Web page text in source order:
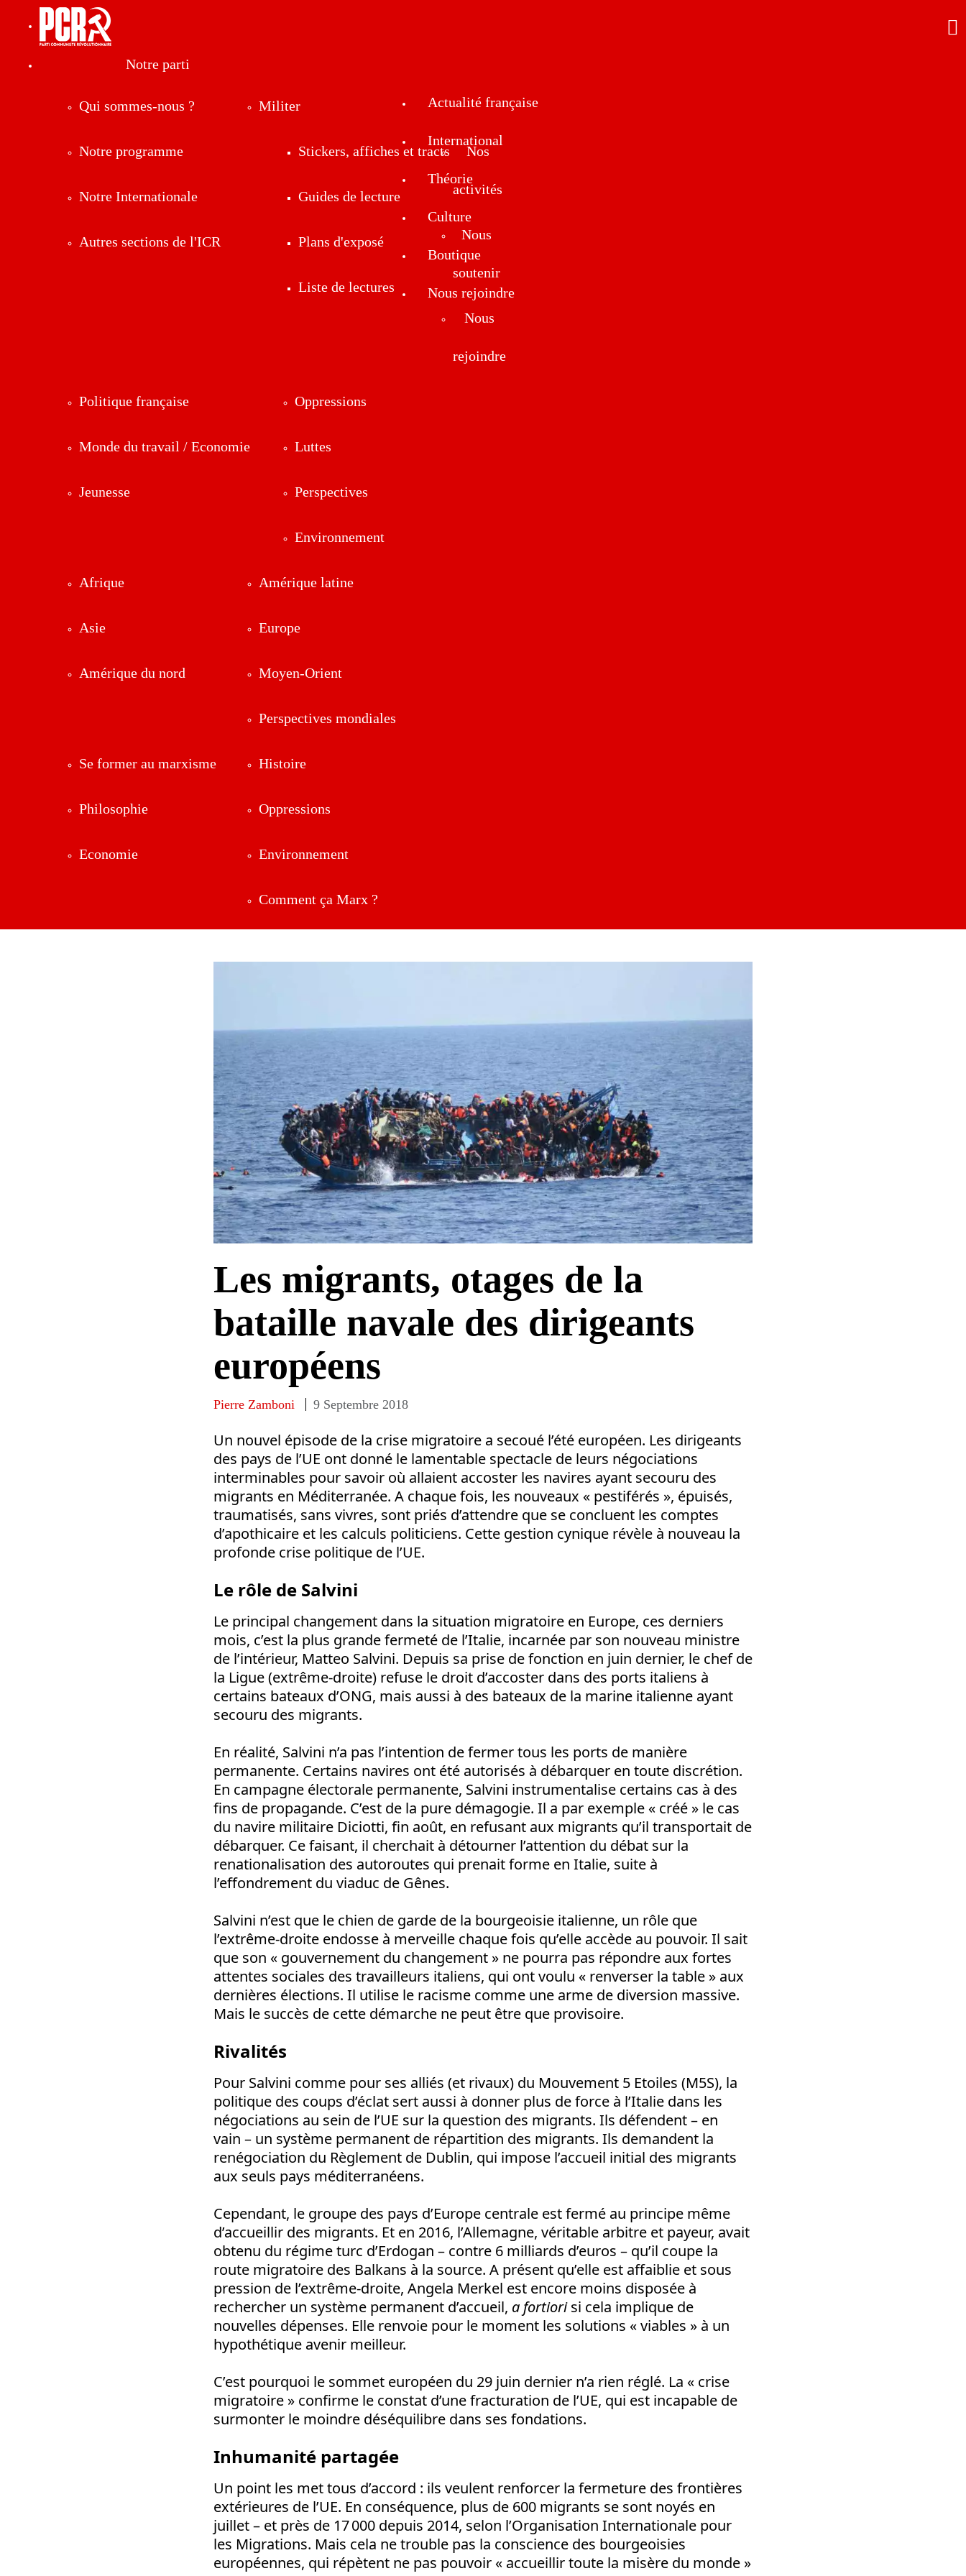
Notre parti
Qui sommes-nous ?
Notre programme
Notre Internationale
Autres sections de l'ICR
Militer
Stickers, affiches et tracts
Guides de lecture
Plans d'exposé
Liste de lectures
Nos
activités
Nous
soutenir
Nous
rejoindre
Actualité française
Politique française
Monde du travail / Economie
Jeunesse
Oppressions
Luttes
Perspectives
Environnement
International
Afrique
Asie
Amérique du nord
Amérique latine
Europe
Moyen-Orient
Perspectives mondiales
Théorie
Se former au marxisme
Philosophie
Economie
Histoire
Oppressions
Environnement
Comment ça Marx ?
Culture
Boutique
Nous rejoindre
Les migrants, otages de la
bataille navale des dirigeants
européens
Pierre Zamboni 9 Septembre 2018
Un nouvel épisode de la crise migratoire a secoué l’été européen. Les dirigeants
des pays de l’UE ont donné le lamentable spectacle de leurs négociations
interminables pour savoir où allaient accoster les navires ayant secouru des
migrants en Méditerranée. A chaque fois, les nouveaux « pestiférés », épuisés,
traumatisés, sans vivres, sont priés d’attendre que se concluent les comptes
d’apothicaire et les calculs politiciens. Cette gestion cynique révèle à nouveau la
profonde crise politique de l’UE.
Le rôle de Salvini
Le principal changement dans la situation migratoire en Europe, ces derniers
mois, c’est la plus grande fermeté de l’Italie, incarnée par son nouveau ministre
de l’intérieur, Matteo Salvini. Depuis sa prise de fonction en juin dernier, le chef de
la Ligue (extrême-droite) refuse le droit d’accoster dans des ports italiens à
certains bateaux d’ONG, mais aussi à des bateaux de la marine italienne ayant
secouru des migrants.
En réalité, Salvini n’a pas l’intention de fermer tous les ports de manière
permanente. Certains navires ont été autorisés à débarquer en toute discrétion.
En campagne électorale permanente, Salvini instrumentalise certains cas à des
fins de propagande. C’est de la pure démagogie. Il a par exemple « créé » le cas
du navire militaire Diciotti, fin août, en refusant aux migrants qu’il transportait de
débarquer. Ce faisant, il cherchait à détourner l’attention du débat sur la
renationalisation des autoroutes qui prenait forme en Italie, suite à
l’effondrement du viaduc de Gênes.
Salvini n’est que le chien de garde de la bourgeoisie italienne, un rôle que
l’extrême-droite endosse à merveille chaque fois qu’elle accède au pouvoir. Il sait
que son « gouvernement du changement » ne pourra pas répondre aux fortes
attentes sociales des travailleurs italiens, qui ont voulu « renverser la table » aux
dernières élections. Il utilise le racisme comme une arme de diversion massive.
Mais le succès de cette démarche ne peut être que provisoire.
Rivalités
Pour Salvini comme pour ses alliés (et rivaux) du Mouvement 5 Etoiles (M5S), la
politique des coups d’éclat sert aussi à donner plus de force à l’Italie dans les
négociations au sein de l’UE sur la question des migrants. Ils défendent – en
vain – un système permanent de répartition des migrants. Ils demandent la
renégociation du Règlement de Dublin, qui impose l’accueil initial des migrants
aux seuls pays méditerranéens.
Cependant, le groupe des pays d’Europe centrale est fermé au principe même
d’accueillir des migrants. Et en 2016, l’Allemagne, véritable arbitre et payeur, avait
obtenu du régime turc d’Erdogan – contre 6 milliards d’euros – qu’il coupe la
route migratoire des Balkans à la source. A présent qu’elle est affaiblie et sous
pression de l’extrême-droite, Angela Merkel est encore moins disposée à
rechercher un système permanent d’accueil, a fortiorisi cela implique de
nouvelles dépenses. Elle renvoie pour le moment les solutions « viables » à un
hypothétique avenir meilleur.
C’est pourquoi le sommet européen du 29 juin dernier n’a rien réglé. La « crise
migratoire » confirme le constat d’une fracturation de l’UE, qui est incapable de
surmonter le moindre déséquilibre dans ses fondations.
Inhumanité partagée
Un point les met tous d’accord : ils veulent renforcer la fermeture des frontières
extérieures de l’UE. En conséquence, plus de 600 migrants se sont noyés en
juillet – et près de 17 000 depuis 2014, selon l’Organisation Internationale pour
les Migrations. Mais cela ne trouble pas la conscience des bourgeoisies
européennes, qui répètent ne pas pouvoir « accueillir toute la misère du monde »